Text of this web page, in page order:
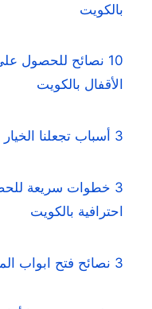
بالكويت
10 نصائح للحصول
الأقفال بالكويت
3 أسباب تجعلنا الخيار الأسرع لفتح الأقفال بالكويت
3 خطوات سريعة
احترافية بالكويت
3 نصائح فتح ابواب المنازل الكويت